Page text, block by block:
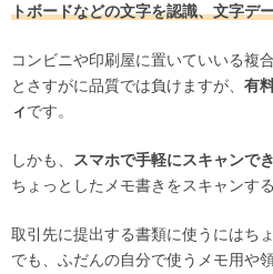
トボードなどの文字を認識、文字デ
コンビニや印刷屋に置いていいる複
とさすがに品質では負けますが、 有
ィです。
しかも、 スマホで手軽にスキャンで
ちょっとしたメモ書きをスキャンす
取引先に提出する書類に使うにはち
でも、ふだんの自分で使うメモ用や